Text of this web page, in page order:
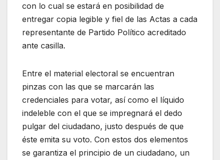
con lo cual se estará en posibilidad de
entregar copia legible y fiel de las Actas a cada
representante de Partido Político acreditado
ante casilla.
Entre el material electoral se encuentran
pinzas con las que se marcarán las
credenciales para votar, así como el líquido
indeleble con el que se impregnará el dedo
pulgar del ciudadano, justo después de que
éste emita su voto. Con estos dos elementos
se garantiza el principio de un ciudadano, un